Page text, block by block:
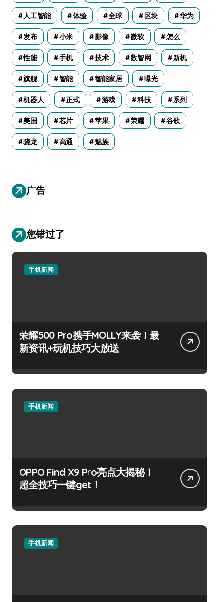
人工智能 体验 全球 区块 华为
发布 小米 影像 微软 怎么
性能 手机 技术 数智网 新机
旗舰 智能 智能家居 曝光
机器人 正式 游戏 科技 系列
美国 芯片 苹果 荣耀 谷歌
骁龙 高通 魅族
广告
您错过了
手机新闻
荣耀500 Pro携手MOLLY来袭！最
新资讯+玩机技巧大放送
手机新闻
OPPO Find X9 Pro亮点大揭秘！
超全技巧一键get！
手机新闻